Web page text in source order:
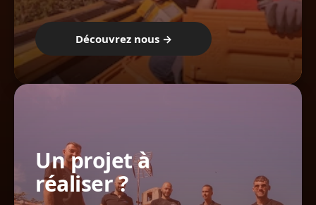
Découvrez nous →
Un projet à
réaliser ?